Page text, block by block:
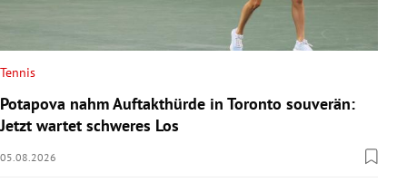
Tennis
Potapova nahm Auftakthürde in Toronto souverän:
Jetzt wartet schweres Los
05.08.2026